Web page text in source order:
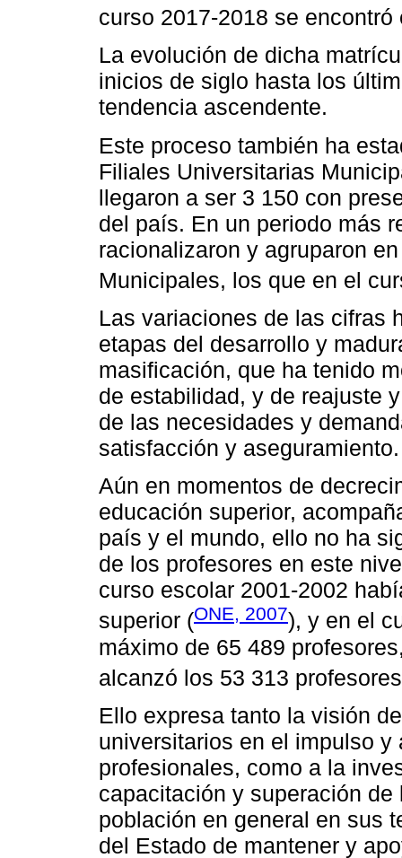
curso 2017-2018 se
La evolución de dicha
inicios de siglo hasta los
tendencia ascendente.
Este proceso también ha
Filiales Universitarias
llegaron a ser 3 150 con
del país. En un periodo más
racionalizaron y agruparon
Municipales, los que en el
Las variaciones de las cifras
etapas del desarrollo y
masificación, que ha tenido
de estabilidad, y de reajuste
de las necesidades y
satisfacción y aseguramiento.
Aún en momentos de
educación superior,
país y el mundo, ello no ha
de los profesores en este
curso escolar 2001-2002
superior (ONE, 2007), y en el
máximo de 65 489
alcanzó los 53 313
Ello expresa tanto la visión
universitarios en el impulso
profesionales, como a la
capacitación y superación
población en general en sus
del Estado de mantener y